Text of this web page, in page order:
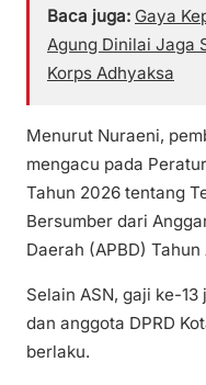
Baca juga: Gaya
Agung Dinilai Jaga
Korps Adhyaksa
Menurut Nuraeni,
mengacu pada
Tahun 2026 tentang
Bersumber dari
Daerah (APBD)
Selain ASN, gaji ke-
dan anggota DPRD
berlaku.